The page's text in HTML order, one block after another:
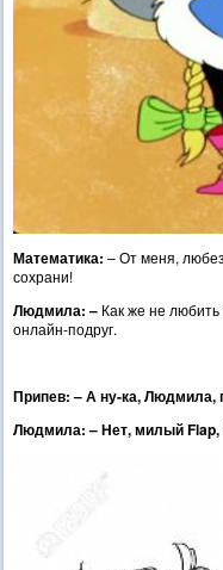
Математика: – От меня,
сохрани!
Людмила: – Как же не
онлайн-подруг.
Припев: – А ну-ка, Людмила,
Людмила: – Нет, милый Flap,